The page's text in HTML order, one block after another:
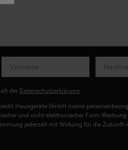
der Datenschutzerklärung
Hausgeräte GmbH meine
und nicht elektronischer Form
jederzeit mit Wirkung für die Zukunft